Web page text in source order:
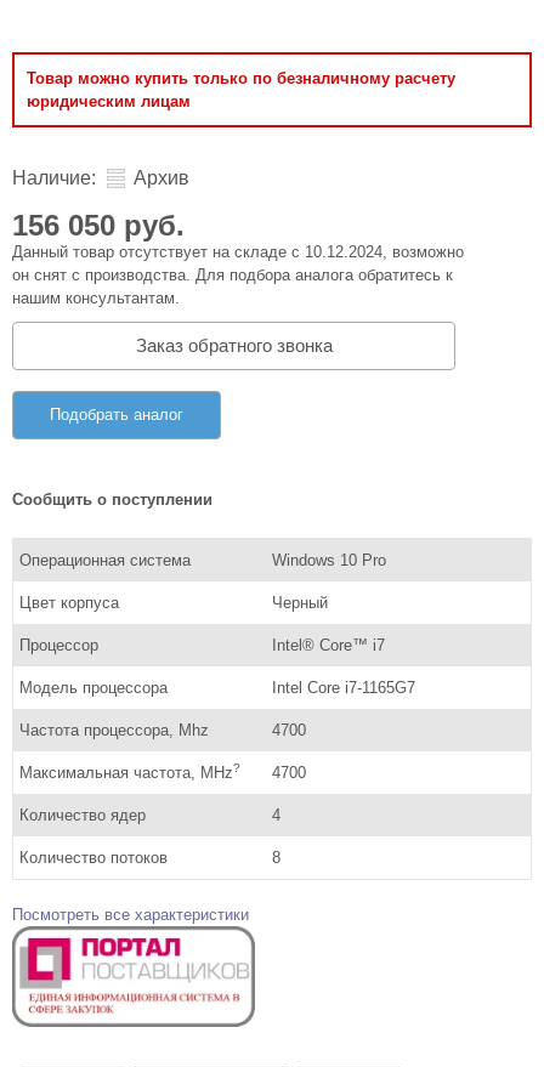
Товар можно купить только по безналичному расчету
юридическим лицам
Наличие: Архив
156 050 руб.
Данный товар отсутствует на складе с 10.12.2024, возможно
он снят с производства. Для подбора аналога обратитесь к
нашим консультантам.
Заказ обратного звонка
Подобрать аналог
Сообщить о поступлении
Операционная система Windows 10 Pro
Цвет корпуса Черный
Процессор Intel® Core™ i7
Модель процессора Intel Core i7-1165G7
Частота процессора, Mhz 4700
Максимальная частота, MHz? 4700
Количество ядер 4
Количество потоков 8
Посмотреть все характеристики